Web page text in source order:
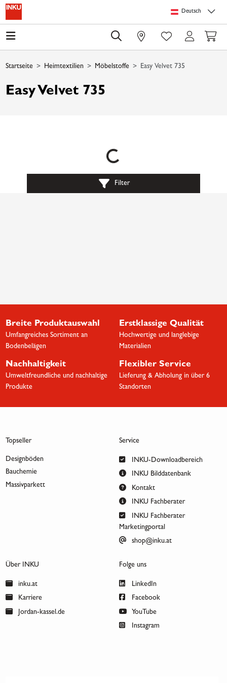
Springe zu Hauptinhalt
Deutsch
0
Startseite Heimtextilien Möbelstoffe Easy Velvet 735
Easy Velvet 735
Loading...
Filter
Breite Produktauswahl
Umfangreiches Sortiment an
Bodenbelägen
Erstklassige Qualität
Hochwertige und langlebige
Materialien
Nachhaltigkeit
Umweltfreundliche und nachhaltige
Produkte
Flexibler Service
Lieferung & Abholung in über 6
Standorten
Topseller
Designböden
Bauchemie
Massivparkett
Service
INKU-Downloadbereich
INKU Bilddatenbank
Kontakt
INKU Fachberater
INKU Fachberater
Marketingportal
shop@inku.at
Über INKU
inku.at
Karriere
Jordan-kassel.de
Folge uns
LinkedIn
Facebook
YouTube
Instagram